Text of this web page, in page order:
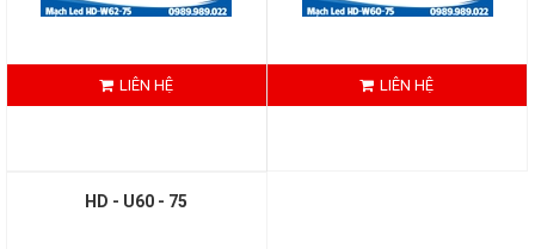
LIÊN HỆ LIÊN HỆ
HD - U60 - 75